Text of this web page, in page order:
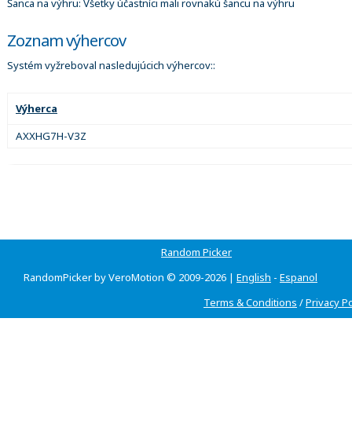
Šanca na výhru: Všetky účastníci mali rovnakú šancu na výhru
Zoznam výhercov
Systém vyžreboval nasledujúcich výhercov::
Výherca
AXXHG7H-V3Z
Random Picker
RandomPicker by VeroMotion © 2009-2026 | English - Espanol
Terms & Conditions /Privacy